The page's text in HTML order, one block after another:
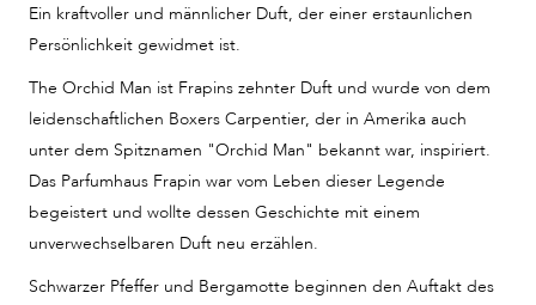
Ein kraftvoller und männlicher Duft, der einer erstaunlichen
Persönlichkeit gewidmet ist.
The Orchid Man ist Frapins zehnter Duft und wurde von dem
leidenschaftlichen Boxers Carpentier, der in Amerika auch
unter dem Spitznamen "Orchid Man" bekannt war, inspiriert.
Das Parfumhaus Frapin war vom Leben dieser Legende
begeistert und wollte dessen Geschichte mit einem
unverwechselbaren Duft neu erzählen.
Schwarzer Pfeffer und Bergamotte beginnen den Auftakt des